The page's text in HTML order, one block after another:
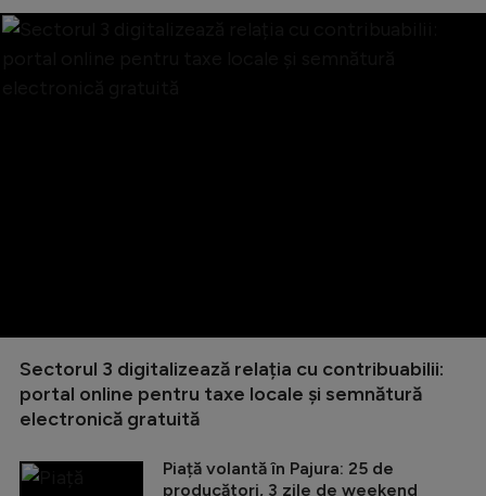
Sectorul 3 digitalizează relația cu contribuabilii:
portal online pentru taxe locale și semnătură
electronică gratuită
Piață volantă în Pajura: 25 de
producători, 3 zile de weekend